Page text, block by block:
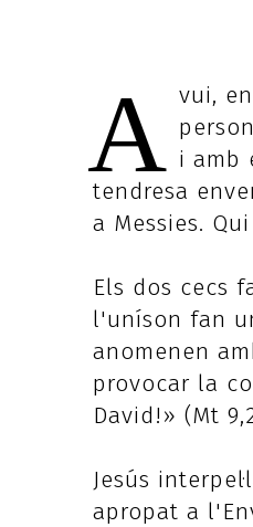
A vui,
i amb
tendresa
a Messies.
Els dos cecs
l'uníson fan
anomenen
provocar la
David!» (Mt
Jesús
apropat a